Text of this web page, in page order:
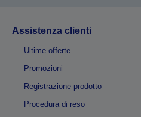
Assistenza clienti
Ultime offerte
Promozioni
Registrazione prodotto
Procedura di reso